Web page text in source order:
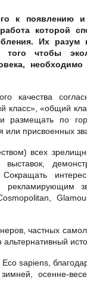
к появлению и
которой
Их разум
чтобы
качества
класс», «общий
размещать по
присвоенных
всех
частных
sapiens,
зимней, осенне-